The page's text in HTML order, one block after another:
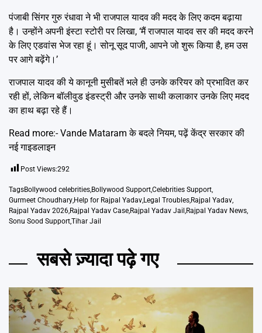
पंजाबी सिंगर गुरु रंधावा ने भी राजपाल यादव की मदद के लिए कदम बढ़ाया
है। उन्होंने अपनी इंस्टा स्टोरी पर लिखा, ‘मैं राजपाल यादव सर की मदद करने
के लिए एडवांस भेज रहा हूं। सोनू सूद पाजी, आपने जो शुरू किया है, हम उस
पर आगे बढ़ेंगे।’
राजपाल यादव की ये कानूनी मुसीबतें भले ही उनके करियर को प्रभावित कर
रही हों, लेकिन बॉलीवुड इंडस्ट्री और उनके साथी कलाकार उनके लिए मदद
का हाथ बढ़ा रहे हैं।
Read more:-Vande Mataram के बदले नियम, पढ़ें केंद्र सरकार की
नई गाइडलाइन
Post Views:292
TagsBollywood celebrities Bollywood SupportCelebrities Support
Gurmeet Choudhary Help for Rajpal Yadav Legal Troubles Rajpal Yadav
Rajpal Yadav 2026 Rajpal Yadav Case Rajpal Yadav Jail Rajpal Yadav News
Sonu Sood SupportTihar Jail
सबसे ज़्यादा पढ़े गए